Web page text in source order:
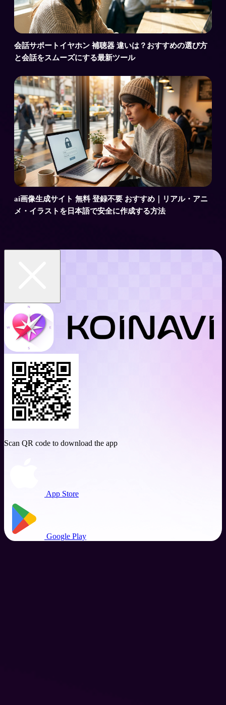
会話サポートイヤホン 補聴器 違いは？おすすめの選び方
と会話をスムーズにする最新ツール
ai画像生成サイト 無料 登録不要 おすすめ｜リアル・アニ
メ・イラストを日本語で安全に作成する方法
Scan QR code to download the app
App Store
Google Play